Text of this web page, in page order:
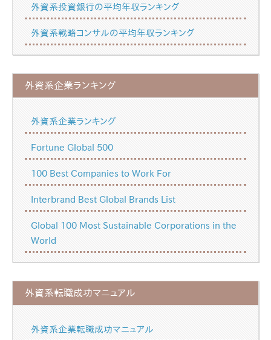
外資系投資銀行の平均年収ランキング
外資系戦略コンサルの平均年収ランキング
外資系企業ランキング
外資系企業ランキング
Fortune Global 500
100 Best Companies to Work For
Interbrand Best Global Brands List
Global 100 Most Sustainable Corporations in the
World
外資系転職成功マニュアル
外資系企業転職成功マニュアル